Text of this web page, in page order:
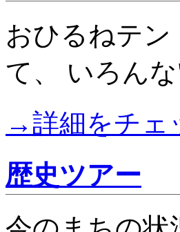
おひるねテ
て、 いろん
→詳細をチェ
歴史ツアー